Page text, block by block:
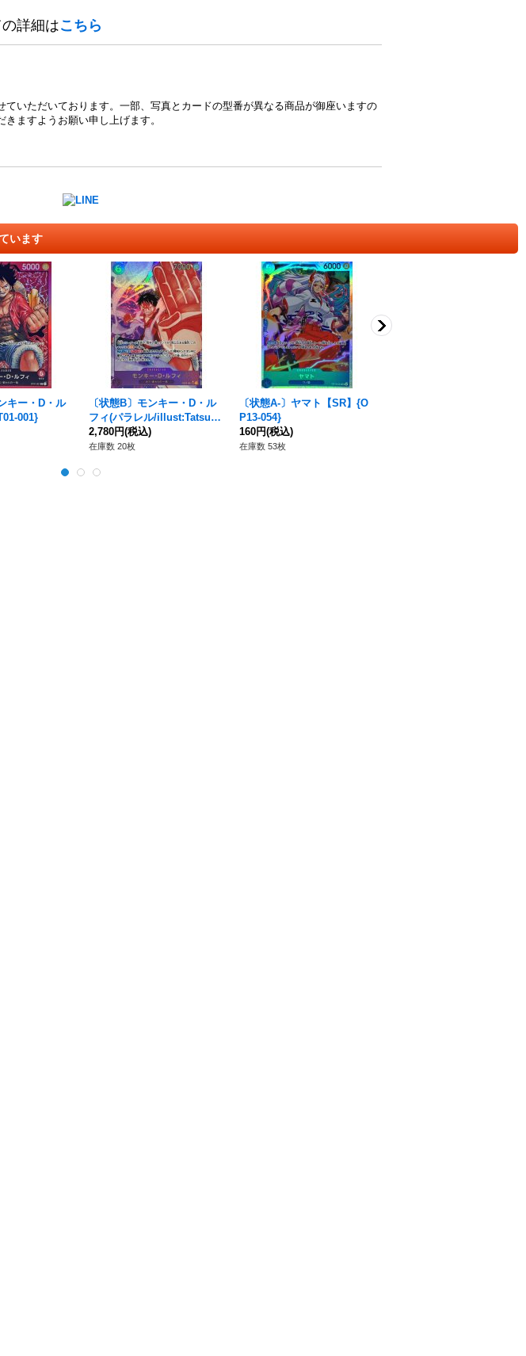
詳細はこちら
いただいております。一部、写真とカードの型番が異なる商品が御座いますの
ますようお願い申し上げます。
います
キー・D・ル
001}
〔状態B〕モンキー・D・ル
フィ(パラレル/illust:Tatsuya
Nagamine)【SEC/P】{EB02
-061}
2,780円(税込)
在庫数 20枚
〔状態A-〕ヤマト【SR】{O
P13-054}
160円(税込)
在庫数 53枚